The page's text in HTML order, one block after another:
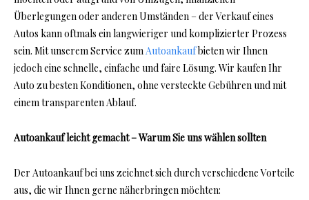
Überlegungen oder anderen Umständen – der Verkauf eines
Autos kann oftmals ein langwieriger und komplizierter Prozess
sein. Mit unserem Service zumAutoankaufbieten wir Ihnen
jedoch eine schnelle, einfache und faire Lösung. Wir kaufen Ihr
Auto zu besten Konditionen, ohne versteckte Gebühren und mit
einem transparenten Ablauf.
Autoankauf leicht gemacht – Warum Sie uns wählen sollten
Der Autoankauf bei uns zeichnet sich durch verschiedene Vorteile
aus, die wir Ihnen gerne näherbringen möchten: